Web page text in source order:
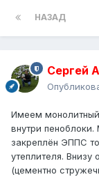
НАЗАД
Сергей
Имеем
внутри
закреплён ЭППС
утеплителя. Внизу
(цементно